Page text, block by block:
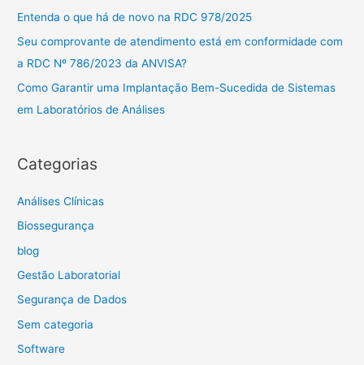
o
r
:
Entenda o que há de novo na RDC 978/2025
Seu comprovante de atendimento está em conformidade com
a RDC Nº 786/2023 da ANVISA?
Como Garantir uma Implantação Bem-Sucedida de Sistemas
em Laboratórios de Análises
Categorias
Análises Clínicas
Biossegurança
blog
Gestão Laboratorial
Segurança de Dados
Sem categoria
Software